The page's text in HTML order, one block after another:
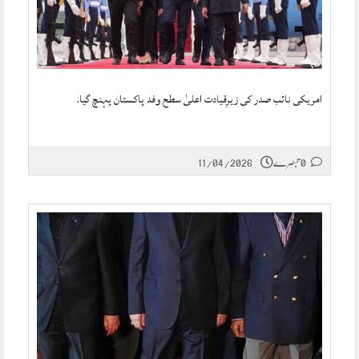
امریکی نائب صدر کی زیرِقیادت اعلیٰ سطح وفد پاکستان پہنچ گیا.
11/04/2026